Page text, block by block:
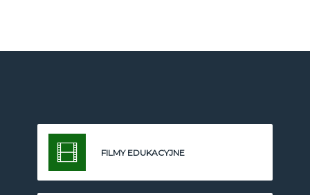
FILMY EDUKACYJNE